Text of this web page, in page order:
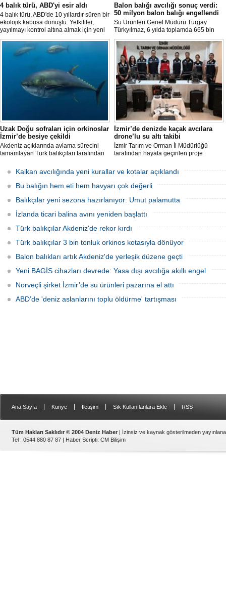
4 balık türü, ABD'yi esir aldı
4 balık türü, ABD'de 10 yıllardır süren bir
ekolojik kabusa dönüştü. Yetkililer,
yayılmayı kontrol altına almak için yeni
projeler geliştirirken, uzmanlar
tamamen yok edilmenin imkansız
olduğunu belirtiyor.
Balon balığı avcılığı sonuç verdi:
50 milyon balon balığı engellendi
Su Ürünleri Genel Müdürü Turgay
Türkyılmaz, 6 yılda toplamda 665 bin
balon balığının ekosistemden
uzaklaştırıldığını belirterek, "Balon balığı
avcılığı sayesinde, yaklaşık 50 milyon
yeni balon balığının ekosisteme
katılması önlendi." dedi.
Uzak Doğu sofraları için orkinoslar
İzmir’de besiye çekildi
Akdeniz açıklarında avlama sürecini
tamamlayan Türk balıkçıları tarafından
orkinoslar, Uzak Doğu ülkelerine ihraç
edilmek için özenle bakılıyor.
İzmir’de denizde kaçak avcılara
drone’lu su altı takibi
İzmir Tarım ve Orman İl Müdürlüğü
tarafından hayata geçirilen proje
faaliyetleri anlık olarak tespit edebilen
hava ve su altı dronları sahada aktif
olarak kullanılmaya başlandı.
Kalkan avcılığında yeni kurallar ve kotalar açıklandı
Bu balığın hem eti hem havyarı çok değerli
Balıkçılar yeni sezona hazırlanıyor: Umut palamutta
İzlanda ticari balina avını yeniden başlattı
Türk balıkçılar Akdeniz'de rekor kırdı
Türk balıkçılar 3 bin tonluk orkinos kotasıyla dönüyor
Balon balıkları artık Akdeniz'de yerleşik düzene geçti
Yeni BAGİS cihazları devrede: Yasa dışı avcılığa akıllı engel
Norveçli şirket İzmir’de su ürünleri pazarına el attı
ABD’de 'deniz aslanlarını toplu öldürme' tartışması
Ana Sayfa Künye İletişim Sık Kullanılanlara Ekle RSS
Tüm Hakları Saklıdır © 2004 Deniz Haber | İzinsiz ve kaynak gösterilmeden
Tel : 0544 880 87 87 | Haber Scripti: CM Bilişim